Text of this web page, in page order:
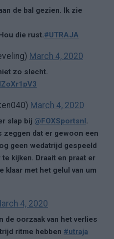
de bal gezien. Ik zie
die rust.#UTRAJA
March 4, 2020
zo slecht.
March 4, 2020
slap bij @FOXSportsnl.
zeggen dat er gewoon een
geen wedatrijd gespeeld
kijken. Draait en praat er
klaar met het gelul van um
4, 2020
de oorzaak van het verlies
ritme hebben #utraja